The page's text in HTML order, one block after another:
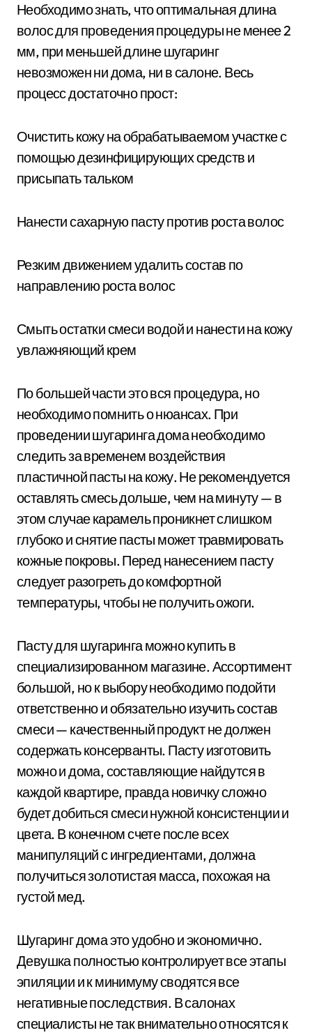
Необходимо знать, что оптимальная длина
волос для проведения процедуры не менее 2
мм, при меньшей длине шугаринг
невозможен ни дома, ни в салоне. Весь
процесс достаточно прост:
Очистить кожу на обрабатываемом участке с
помощью дезинфицирующих средств и
присыпать тальком
Нанести сахарную пасту против роста волос
Резким движением удалить состав по
направлению роста волос
Смыть остатки смеси водой и нанести на кожу
увлажняющий крем
По большей части это вся процедура, но
необходимо помнить о нюансах. При
проведении шугаринга дома необходимо
следить за временем воздействия
пластичной пасты на кожу. Не рекомендуется
оставлять смесь дольше, чем на минуту — в
этом случае карамель проникнет слишком
глубоко и снятие пасты может травмировать
кожные покровы. Перед нанесением пасту
следует разогреть до комфортной
температуры, чтобы не получить ожоги.
Пасту для шугаринга можно купить в
специализированном магазине. Ассортимент
большой, но к выбору необходимо подойти
ответственно и обязательно изучить состав
смеси — качественный продукт не должен
содержать консерванты. Пасту изготовить
можно и дома, составляющие найдутся в
каждой квартире, правда новичку сложно
будет добиться смеси нужной консистенции и
цвета. В конечном счете после всех
манипуляций с ингредиентами, должна
получиться золотистая масса, похожая на
густой мед.
Шугаринг дома это удобно и экономично.
Девушка полностью контролирует все этапы
эпиляции и к минимуму сводятся все
негативные последствия. В салонах
специалисты не так внимательно относятся к